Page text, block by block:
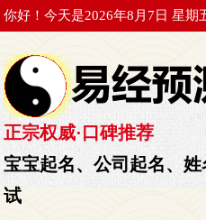
你好！今天是2026年8月7日 星期
正宗权威·口碑推荐
宝宝起名、公司起名、姓
试